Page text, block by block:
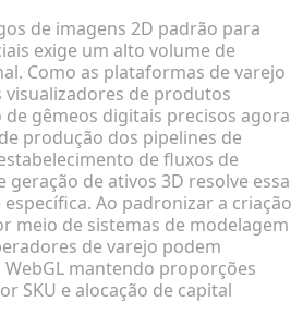
de imagens 2D padrão para
exige um alto volume de
Como as plataformas de varejo
visualizadores de produtos
gêmeos digitais precisos agora
produção dos pipelines de
de fluxos de
geração de ativos 3D resolve essa
Ao padronizar a criação
meio de sistemas de modelagem
de varejo podem
mantendo proporções
SKU e alocação de capital